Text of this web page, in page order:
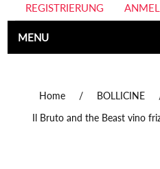
REGISTRIERUNG
MENU
Home / BOLLICINE
Il Bruto and the Beast vino